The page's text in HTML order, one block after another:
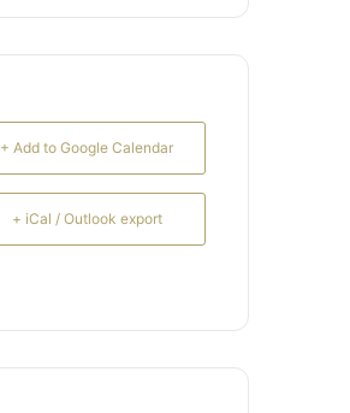
+ Add to Google Calendar
+ iCal / Outlook export